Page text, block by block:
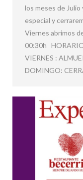
los meses de
especial y
Viernes abrimos
00:30h
VIERNES :
DOMINGO: